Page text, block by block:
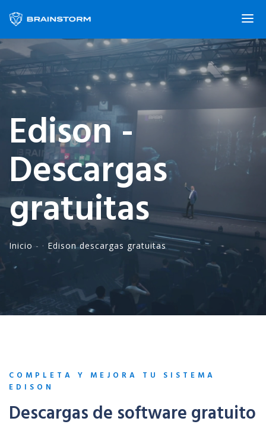
Edison -
Descargas
gratuitas
Inicio - · Edison descargas gratuitas
COMPLETA Y MEJORA TU SISTEMA
EDISON
Descargas de software gratuito